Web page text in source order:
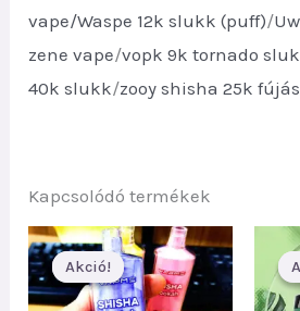
vape/Waspe 12k slukk (puff)/
zene vape/vopk 9k tornado
40k slukk/zooy shisha 25k fújás
Kapcsolódó termékek
Akció!
Akció!